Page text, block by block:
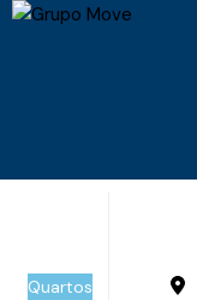
Quartos